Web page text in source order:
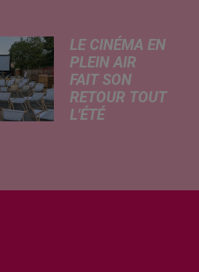
LE CINÉMA EN
PLEIN AIR
FAIT SON
RETOUR TOUT
L'ÉTÉ
Communauté